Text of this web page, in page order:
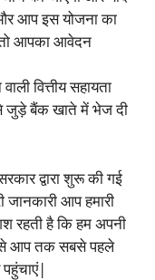
और आप इस योजना का
तो आपका आवेदन
वित्तीय सहायता
जुड़े बैंक खाते में भेज दी
द्वारा शुरू की गई
जानकारी आप हमारी
रहती है कि हम अपनी
आप तक सबसे पहले